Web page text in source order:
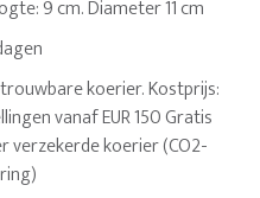
9 cm. Diameter 11 cm
koerier. Kostprijs:
vanaf EUR 150 Gratis
verzekerde koerier (CO2-